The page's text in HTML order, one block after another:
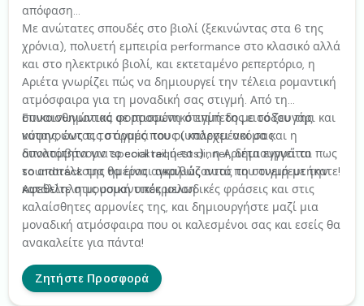
απόφαση...
Με ανώτατες σπουδές στο βιολί (ξεκινώντας στα 6 της
χρόνια), πολυετή εμπειρία performance στο κλασικό αλλά
και στο ηλεκτρικό βιολί, και εκτεταμένο ρεπερτόριο, η
Αριέτα γνωρίζει πώς να δημιουργεί την τέλεια ρομαντική
ατμόσφαιρα για τη μοναδική σας στιγμή. Από τη
συναισθηματικά φορτισμένη στιγμή της εισόδου της
νύφης, έως τις στιγμές που οι καλεσμένοι σας
απολαμβάνουν το cocktail ή το dinner, δημιουργεί το
soundtrack της ημέρας αγκαλιάζοντας τη στιγμή με την
κατάλληλη μουσική υπόκρουση.
Επικοινωνώντας σε προσωπικό επίπεδο με το ζευγάρι και
κατανοώντας το όραμά τους (υπάρχει ακόμα και η
δυνατότητα για special requests) , η Αριέτα εγγυάται πως
το αποτέλεσμα θα είναι ακριβώς αυτό που ονειρευτήκατε!
Αφεθείτε στις ρομαντικές μελωδικές φράσεις και στις
καλαίσθητες αρμονίες της, και δημιουργήστε μαζί μια
μοναδική ατμόσφαιρα που οι καλεσμένοι σας και εσείς θα
ανακαλείτε για πάντα!
Ζητήστε Προσφορά